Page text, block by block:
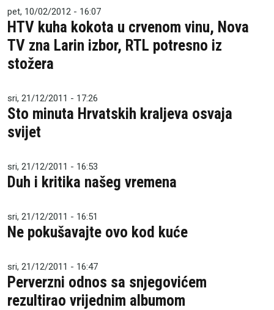
pet, 10/02/2012 - 16:07
HTV kuha kokota u crvenom vinu, Nova
TV zna Larin izbor, RTL potresno iz
stožera
sri, 21/12/2011 - 17:26
Sto minuta Hrvatskih kraljeva osvaja
svijet
sri, 21/12/2011 - 16:53
Duh i kritika našeg vremena
sri, 21/12/2011 - 16:51
Ne pokušavajte ovo kod kuće
sri, 21/12/2011 - 16:47
Perverzni odnos sa snjegovićem
rezultirao vrijednim albumom